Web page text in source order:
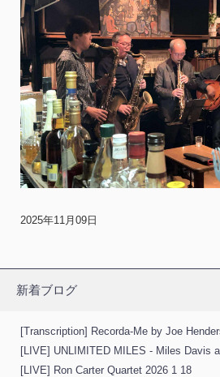
2025年11月09日
新着ブログ
[Transcription] Recorda-Me by Joe
[LIVE] UNLIMITED MILES - Miles Davis
[LIVE] Ron Carter Quartet 2026 1 18